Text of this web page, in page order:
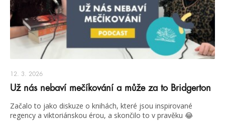
12. 3. 2026
Už nás nebaví mečíkování a může za to Bridgerton
Začalo to jako diskuze o knihách, které jsou inspirované
regency a viktoriánskou érou, a skončilo to v pravěku 😂